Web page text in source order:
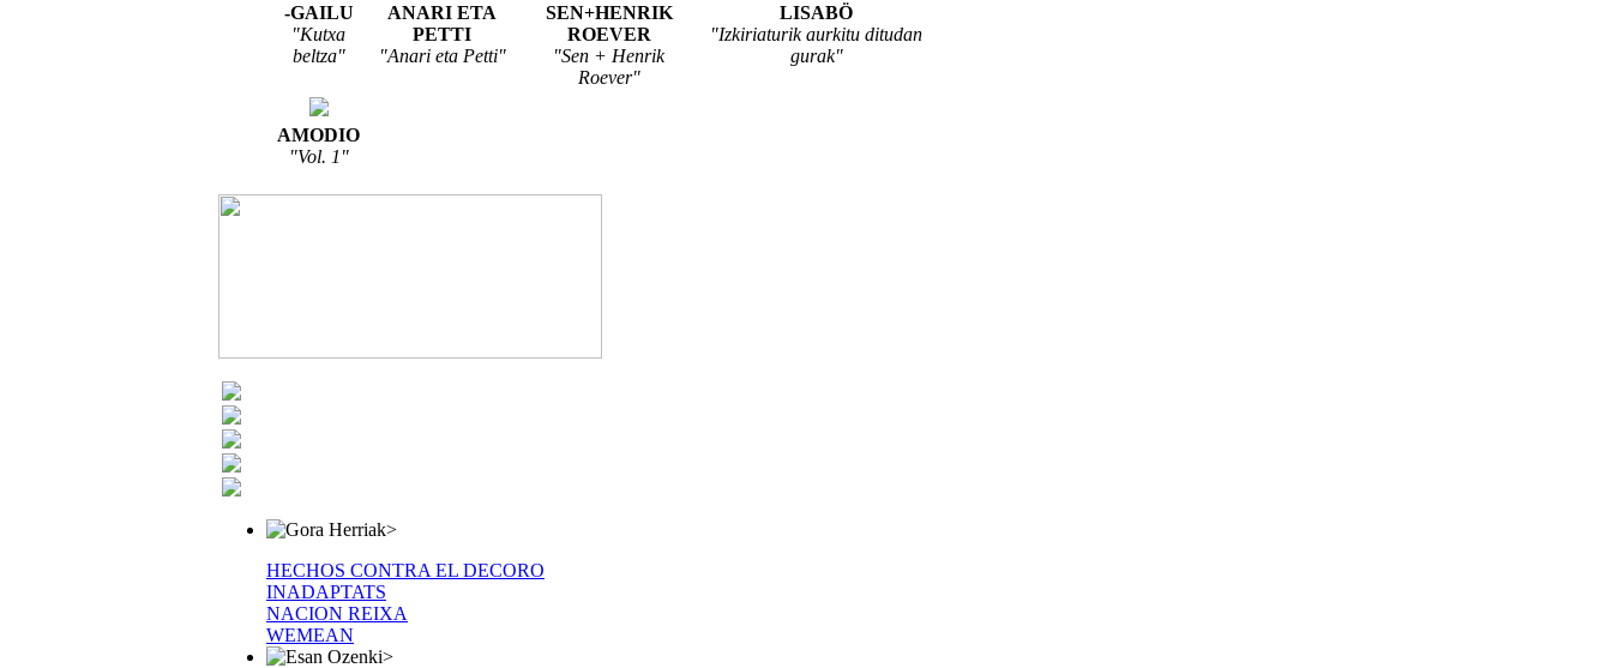
-GAILU
"Kutxa
beltza"
ANARI ETA
PETTI
"Anari eta Petti"
SEN+HENRIK
ROEVER
"Sen + Henrik
Roever"
LISABÖ
"Izkiriaturik aurkitu ditudan
gurak"
AMODIO
"Vol. 1"
>
HECHOS CONTRA EL DECORO
INADAPTATS
NACION REIXA
WEMEAN
>